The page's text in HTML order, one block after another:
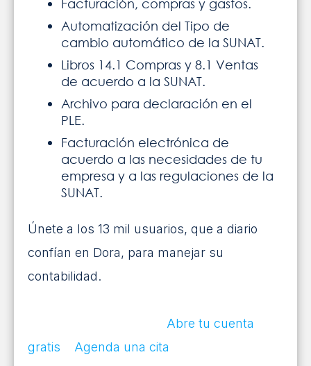
Facturación, compras y gastos.
Automatización del Tipo de
cambio automático de la SUNAT.
Libros 14.1 Compras y 8.1 Ventas
de acuerdo a la SUNAT.
Archivo para declaración en el
PLE.
Facturación electrónica de
acuerdo a las necesidades de tu
empresa y a las regulaciones de la
SUNAT.
Únete a los 13 mil usuarios, que a diario
confían en Dora, para manejar su
contabilidad.
Abre tu cuenta
gratis
Agenda una cita